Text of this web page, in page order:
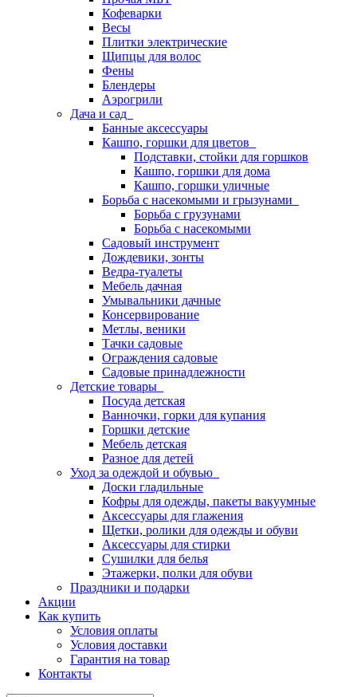
Кофеварки
Весы
Плитки электрические
Щипцы для волос
Фены
Блендеры
Аэрогрили
Дача и сад
Банные аксессуары
Кашпо, горшки для цветов
Подставки, стойки для горшков
Кашпо, горшки для дома
Кашпо, горшки уличные
Борьба с насекомыми и грызунами
Борьба с грузунами
Борьба с насекомыми
Садовый инструмент
Дождевики, зонты
Ведра-туалеты
Мебель дачная
Умывальники дачные
Консервирование
Метлы, веники
Тачки садовые
Ограждения садовые
Садовые принадлежности
Детские товары
Посуда детская
Ванночки, горки для купания
Горшки детские
Мебель детская
Разное для детей
Уход за одеждой и обувью
Доски гладильные
Кофры для одежды, пакеты вакуумные
Аксессуары для глажения
Щетки, ролики для одежды и обуви
Аксессуары для стирки
Сушилки для белья
Этажерки, полки для обуви
Праздники и подарки
Акции
Как купить
Условия оплаты
Условия доставки
Гарантия на товар
Контакты